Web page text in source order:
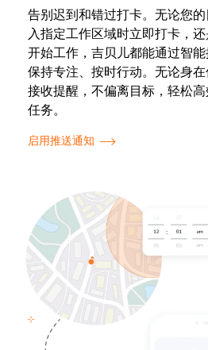
告别迟到和错过打卡。无论您
入指定工作区域时立即打卡，
开始工作，吉贝儿都能通过智
保持专注、按时行动。无论身
接收提醒，不偏离目标，轻松
任务。
启用推送通知